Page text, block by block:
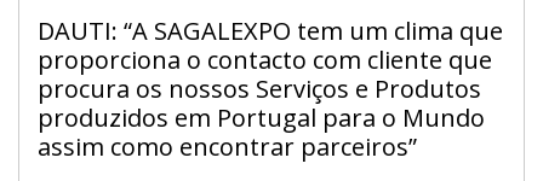
DAUTI: “A SAGALEXPO tem um clima que
proporciona o contacto com cliente que
procura os nossos Serviços e Produtos
produzidos em Portugal para o Mundo
assim como encontrar parceiros”